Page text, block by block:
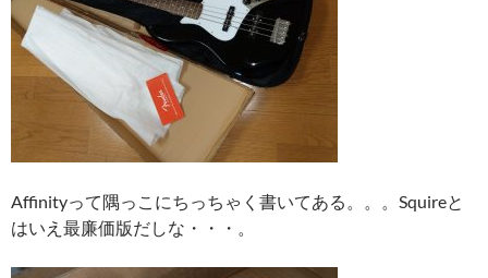
Affinityって隅っこにちっちゃく書いてある。。。Squireと
はいえ最廉価版だしな・・・。